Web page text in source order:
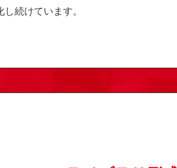
し続けています。